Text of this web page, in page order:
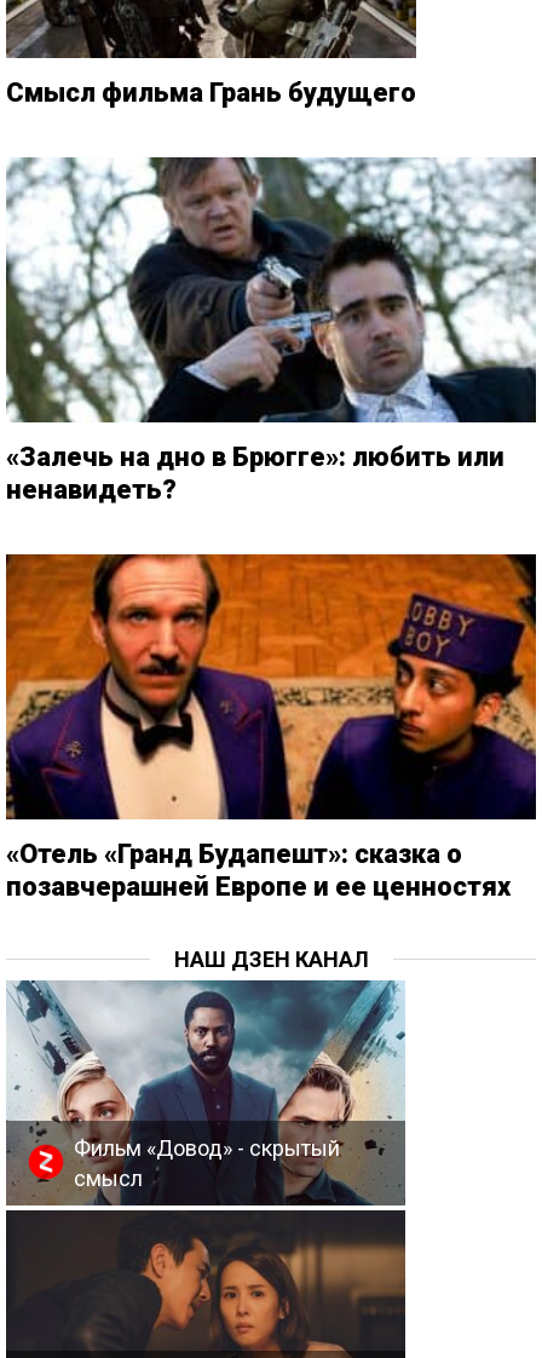
Смысл фильма Грань будущего
«Залечь на дно в Брюгге»: любить или
ненавидеть?
«Отель «Гранд Будапешт»: сказка о
позавчерашней Европе и ее ценностях
НАШ ДЗЕН КАНАЛ
Фильм «Довод» - скрытый
смысл